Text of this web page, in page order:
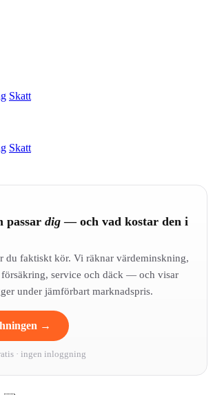
Skatt
Skatt
passar dig — och vad kostar den i
du faktiskt kör. Vi räknar värdeminskning,
service och däck — och visar
under jämförbart marknadspris.
→
· ingen inloggning